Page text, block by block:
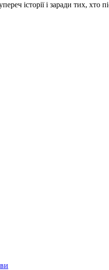
історії і заради тих, хто